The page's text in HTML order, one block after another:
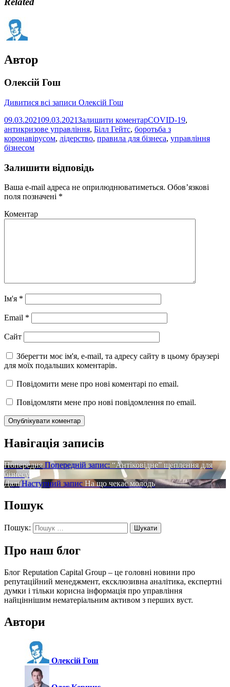
Автор
Олексій Гош
Дивитися всі записи Олексій Гош
09.03.202109.03.2021Залишити коментарCOVID-19,
антикризове управління, Білл Гейтс, боротьба з
коронавірусом, лідерство, правила для бізнеса, управління
бізнесом
Залишити відповідь
Ваша e-mail адреса не оприлюднюватиметься. Обов’язкові
поля позначені *
Коментар
Ім'я *
Email *
Сайт
Зберегти моє ім'я, e-mail, та адресу сайту в цьому браузері
для моїх подальших коментарів.
Повідомити мене про нові коментарі по email.
Повідомляти мене про нові повідомлення по email.
Навігація записів
Попередня Попередній запис: “Антіковідне” щеплення для
бізнесу
Далі Наступний запис На що чекає молодь
Пошук
Пошук:
Про наш блог
Блог Reputation Capital Group – це головні новини про
репутаційний менеджмент, ексклюзивна аналітика, експертні
думки і тільки корисна інформація про управління
найціннішим нематеріальним активом з перших вуст.
Автори
Олексій Гош